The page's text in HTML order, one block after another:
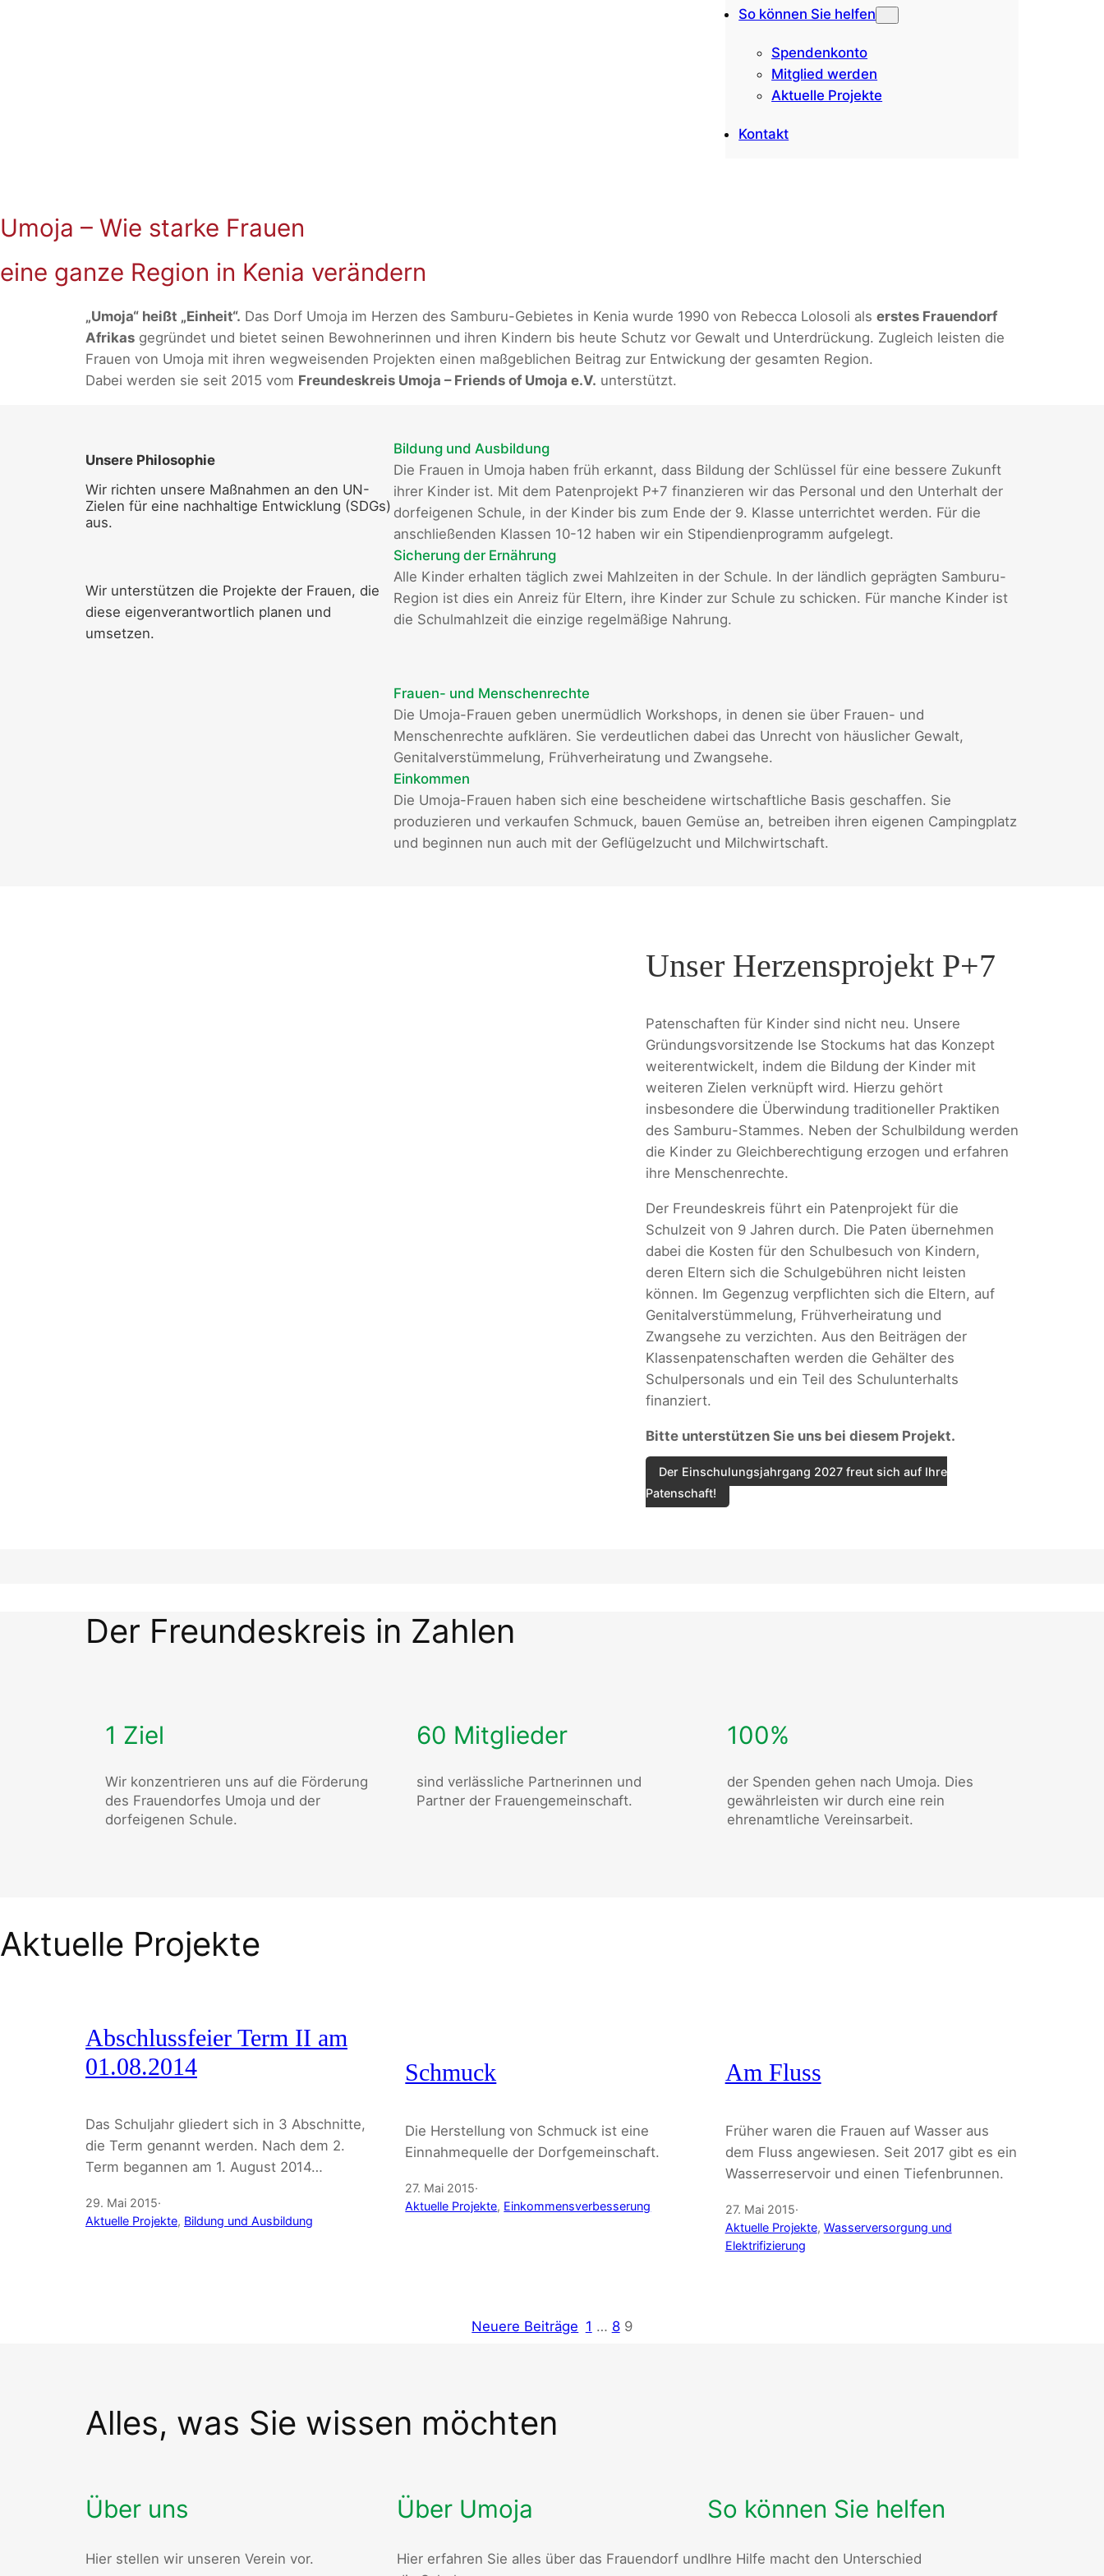
So können Sie helfen
Spendenkonto
Mitglied werden
Aktuelle Projekte
Kontakt
Umoja – Wie starke Frauen
eine ganze Region in Kenia verändern
„Umoja“ heißt „Einheit“. Das Dorf Umoja im Herzen des Samburu-Gebietes in Kenia wurde 1990 von Rebecca Lolosoli als erstes Frauendorf
Afrikas gegründet und bietet seinen Bewohnerinnen und ihren Kindern bis heute Schutz vor Gewalt und Unterdrückung. Zugleich leisten die
Frauen von Umoja mit ihren wegweisenden Projekten einen maßgeblichen Beitrag zur Entwickung der gesamten Region.
Dabei werden sie seit 2015 vom Freundeskreis Umoja – Friends of Umoja e.V. unterstützt.
Unsere Philosophie
Wir richten unsere Maßnahmen an den UN-
Zielen für eine nachhaltige Entwicklung (SDGs)
aus.
Wir unterstützen die Projekte der Frauen, die
diese eigenverantwortlich planen und
umsetzen.
Bildung und Ausbildung
Die Frauen in Umoja haben früh erkannt, dass Bildung der Schlüssel für eine bessere Zukunft
ihrer Kinder ist. Mit dem Patenprojekt P+7 finanzieren wir das Personal und den Unterhalt der
dorfeigenen Schule, in der Kinder bis zum Ende der 9. Klasse unterrichtet werden. Für die
anschließenden Klassen 10-12 haben wir ein Stipendienprogramm aufgelegt.
Sicherung der Ernährung
Alle Kinder erhalten täglich zwei Mahlzeiten in der Schule. In der ländlich geprägten Samburu-
Region ist dies ein Anreiz für Eltern, ihre Kinder zur Schule zu schicken. Für manche Kinder ist
die Schulmahlzeit die einzige regelmäßige Nahrung.
Frauen- und Menschenrechte
Die Umoja-Frauen geben unermüdlich Workshops, in denen sie über Frauen- und
Menschenrechte aufklären. Sie verdeutlichen dabei das Unrecht von häuslicher Gewalt,
Genitalverstümmelung, Frühverheiratung und Zwangsehe.
Einkommen
Die Umoja-Frauen haben sich eine bescheidene wirtschaftliche Basis geschaffen. Sie
produzieren und verkaufen Schmuck, bauen Gemüse an, betreiben ihren eigenen Campingplatz
und beginnen nun auch mit der Geflügelzucht und Milchwirtschaft.
Unser Herzensprojekt P+7
Patenschaften für Kinder sind nicht neu. Unsere
Gründungsvorsitzende Ise Stockums hat das Konzept
weiterentwickelt, indem die Bildung der Kinder mit
weiteren Zielen verknüpft wird. Hierzu gehört
insbesondere die Überwindung traditioneller Praktiken
des Samburu-Stammes. Neben der Schulbildung werden
die Kinder zu Gleichberechtigung erzogen und erfahren
ihre Menschenrechte.
Der Freundeskreis führt ein Patenprojekt für die
Schulzeit von 9 Jahren durch. Die Paten übernehmen
dabei die Kosten für den Schulbesuch von Kindern,
deren Eltern sich die Schulgebühren nicht leisten
können. Im Gegenzug verpflichten sich die Eltern, auf
Genitalverstümmelung, Frühverheiratung und
Zwangsehe zu verzichten. Aus den Beiträgen der
Klassenpatenschaften werden die Gehälter des
Schulpersonals und ein Teil des Schulunterhalts
finanziert.
Bitte unterstützen Sie uns bei diesem Projekt.
Der Einschulungsjahrgang 2027 freut sich auf Ihre
Patenschaft!
Der Freundeskreis in Zahlen
1 Ziel
Wir konzentrieren uns auf die Förderung
des Frauendorfes Umoja und der
dorfeigenen Schule.
60 Mitglieder
sind verlässliche Partnerinnen und
Partner der Frauengemeinschaft.
100%
der Spenden gehen nach Umoja. Dies
gewährleisten wir durch eine rein
ehrenamtliche Vereinsarbeit.
Aktuelle Projekte
Abschlussfeier Term II am
01.08.2014
Das Schuljahr gliedert sich in 3 Abschnitte,
die Term genannt werden. Nach dem 2.
Term begannen am 1. August 2014…
29. Mai 2015·
Aktuelle Projekte, Bildung und Ausbildung
Schmuck
Die Herstellung von Schmuck ist eine
Einnahmequelle der Dorfgemeinschaft.
27. Mai 2015·
Aktuelle Projekte, Einkommensverbesserung
Am Fluss
Früher waren die Frauen auf Wasser aus
dem Fluss angewiesen. Seit 2017 gibt es ein
Wasserreservoir und einen Tiefenbrunnen.
27. Mai 2015·
Aktuelle Projekte, Wasserversorgung und
Elektrifizierung
Neuere Beiträge 1 … 8 9
Alles, was Sie wissen möchten
Über uns
Hier stellen wir unseren Verein vor.
Über Umoja
Hier erfahren Sie alles über das Frauendorf und
So können Sie helfen
Ihre Hilfe macht den Unterschied